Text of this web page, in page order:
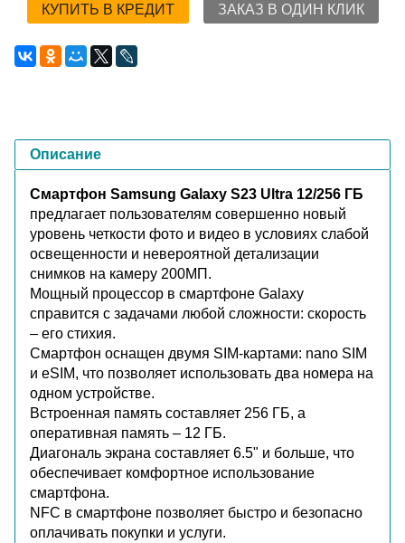
КУПИТЬ В КРЕДИТ ЗАКАЗ В ОДИН КЛИК
Описание
Смартфон Samsung Galaxy S23 Ultra 12/256 ГБ
предлагает пользователям совершенно новый
уровень четкости фото и видео в условиях слабой
освещенности и невероятной детализации
снимков на камеру 200МП.
Мощный процессор в смартфоне Galaxy
справится с задачами любой сложности: скорость
– его стихия.
Смартфон оснащен двумя SIM-картами: nano SIM
и eSIM, что позволяет использовать два номера на
одном устройстве.
Встроенная память составляет 256 ГБ, а
оперативная память – 12 ГБ.
Диагональ экрана составляет 6.5" и больше, что
обеспечивает комфортное использование
смартфона.
NFC в смартфоне позволяет быстро и безопасно
оплачивать покупки и услуги.